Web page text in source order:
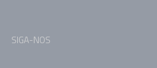
SIGA-NOS